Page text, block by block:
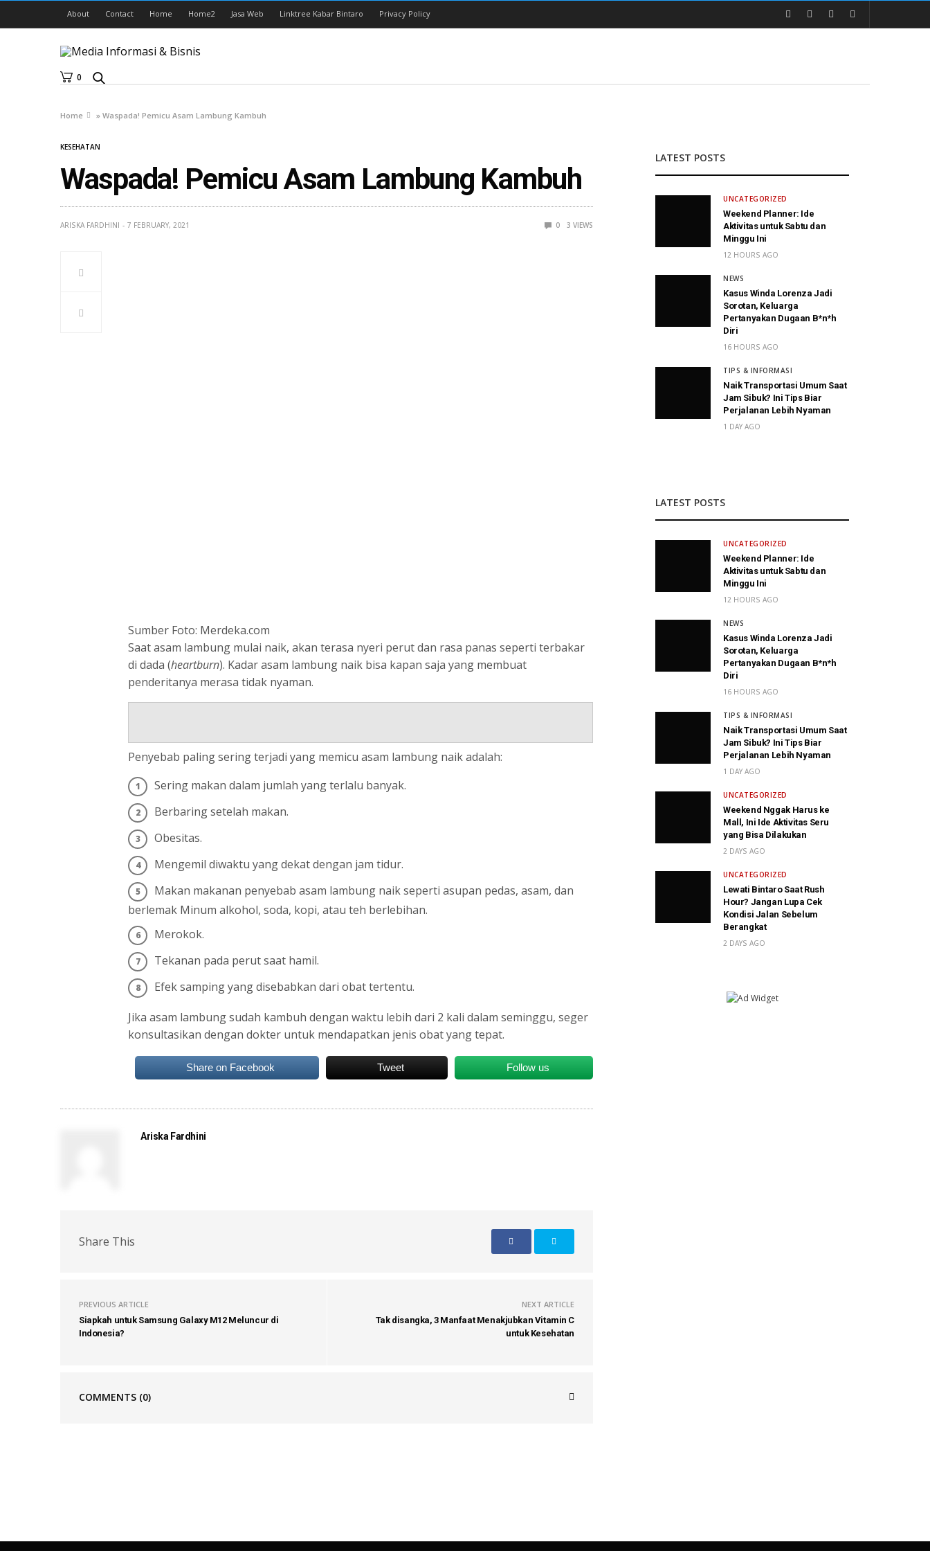
About Contact Home Home2 Jasa Web Linktree Kabar Bintaro Privacy Policy
0
Home »Waspada! Pemicu Asam Lambung Kambuh
KESEHATAN
Waspada! Pemicu Asam Lambung Kambuh
ARISKA FARDHINI 7 FEBRUARY, 2021 0 3 VIEWS
Sumber Foto: Merdeka.com
Saat asam lambung mulai naik, akan terasa nyeri perut dan rasa panas seperti terbakar
di dada (heartburn). Kadar asam lambung naik bisa kapan saja yang membuat
penderitanya merasa tidak nyaman.
Penyebab paling sering terjadi yang memicu asam lambung naik adalah:
Sering makan dalam jumlah yang terlalu banyak.
Berbaring setelah makan.
Obesitas.
Mengemil diwaktu yang dekat dengan jam tidur.
Makan makanan penyebab asam lambung naik seperti asupan pedas, asam, dan
berlemak Minum alkohol, soda, kopi, atau teh berlebihan.
Merokok.
Tekanan pada perut saat hamil.
Efek samping yang disebabkan dari obat tertentu.
Jika asam lambung sudah kambuh dengan waktu lebih dari 2 kali dalam seminggu, seger
konsultasikan dengan dokter untuk mendapatkan jenis obat yang tepat.
Share on Facebook Tweet Follow us
Ariska Fardhini
Share This
PREVIOUS ARTICLE
Siapkah untuk Samsung Galaxy M12 Meluncur di
Indonesia?
NEXT ARTICLE
Tak disangka, 3 Manfaat Menakjubkan Vitamin C
untuk Kesehatan
COMMENTS (0)
LATEST POSTS
UNCATEGORIZED
Weekend Planner: Ide
Aktivitas untuk Sabtu dan
Minggu Ini
12 HOURS AGO
NEWS
Kasus Winda Lorenza Jadi
Sorotan, Keluarga
Pertanyakan Dugaan B*n*h
Diri
16 HOURS AGO
TIPS & INFORMASI
Naik Transportasi Umum Saat
Jam Sibuk? Ini Tips Biar
Perjalanan Lebih Nyaman
1 DAY AGO
LATEST POSTS
UNCATEGORIZED
Weekend Planner: Ide
Aktivitas untuk Sabtu dan
Minggu Ini
12 HOURS AGO
NEWS
Kasus Winda Lorenza Jadi
Sorotan, Keluarga
Pertanyakan Dugaan B*n*h
Diri
16 HOURS AGO
TIPS & INFORMASI
Naik Transportasi Umum Saat
Jam Sibuk? Ini Tips Biar
Perjalanan Lebih Nyaman
1 DAY AGO
UNCATEGORIZED
Weekend Nggak Harus ke
Mall, Ini Ide Aktivitas Seru
yang Bisa Dilakukan
2 DAYS AGO
UNCATEGORIZED
Lewati Bintaro Saat Rush
Hour? Jangan Lupa Cek
Kondisi Jalan Sebelum
Berangkat
2 DAYS AGO